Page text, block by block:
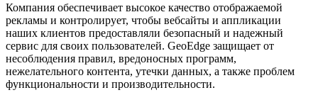
Компания обеспечивает высокое качество отображаемой
рекламы и контролирует, чтобы вебсайты и аппликации
наших клиентов предоставляли безопасный и надежный
сервис для своих пользователей. GeoEdge защищает от
несоблюдения правил, вредоносных программ,
нежелательного контента, утечки данных, а также проблем
функциональности и производительности.